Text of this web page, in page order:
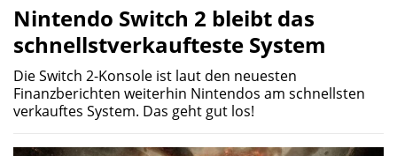
Nintendo Switch 2 bleibt das
schnellstverkaufteste System
Die Switch 2-Konsole ist laut den neuesten
Finanzberichten weiterhin Nintendos am schnellsten
verkauftes System. Das geht gut los!